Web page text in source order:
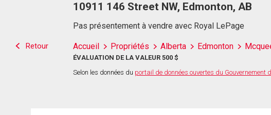
Retour
10911 146 Street NW, Edmonton, AB
Pas présentement à vendre avec Royal LePage
Accueil Propriétés Alberta Edmonton
ÉVALUATION DE LA VALEUR 500 $
Selon les données du portail de données ouvertes du Gouvernement